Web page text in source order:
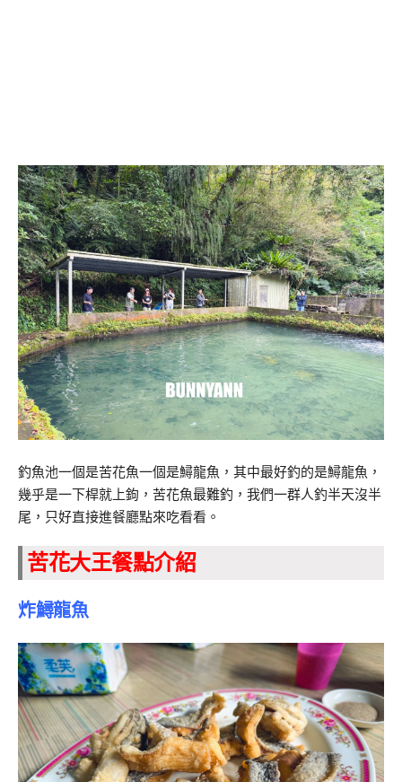
釣魚池一個是苦花魚一個是鱘龍魚，其中最好釣的是鱘龍魚，
幾乎是一下桿就上鉤，苦花魚最難釣，我們一群人釣半天沒半
尾，只好直接進餐廳點來吃看看。
苦花大王餐點介紹
炸鱘龍魚